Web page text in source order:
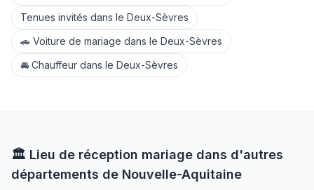
Tenues invités dans le Deux-Sèvres
🚗 Voiture de mariage dans le Deux-Sèvres
🚘 Chauffeur dans le Deux-Sèvres
🏛️ Lieu de réception mariage dans d'autres
départements de Nouvelle-Aquitaine